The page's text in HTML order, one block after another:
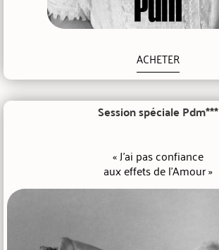
ACHETER
Session spéciale Pdm***
« J'ai pas confiance
aux effets de l'Amour »